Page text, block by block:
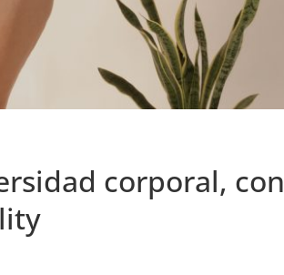
corporal, con